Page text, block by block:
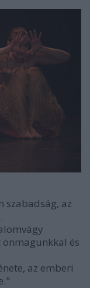
szabadság, az
és
az emberi